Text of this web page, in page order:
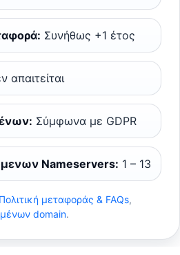
Συνήθως +1 έτος
απαιτείται
Σύμφωνα με GDPR
Nameservers: 1 – 13
μεταφοράς & FAQs,
domain.